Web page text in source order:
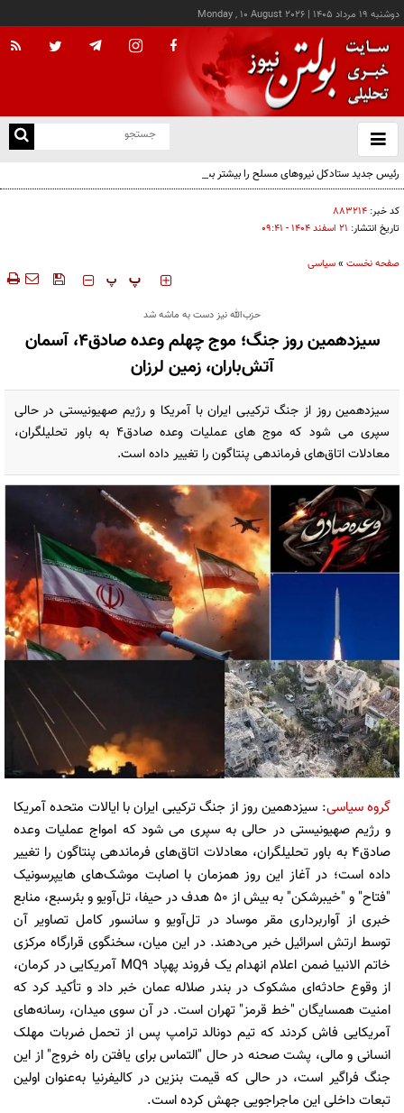
دوشنبه ۱۹ مرداد ۱۴۰۵ |
Monday , 10 August 2026
باز
و
رئیس جدید ستادکل نیروهای مسلح را بیشتر بشناسید
کد خبر: ۸۸۳۲۱۴
تاریخ انتشار: ۲۱ اسفند ۱۴۰۴ - ۰۹:۴۱
صفحه نخست »سیاسی
‍‍‍ پ پ
حزب‌الله نیز دست به ماشه شد
سیزدهمین روز جنگ؛ موج چهلم وعده صادق۴، آسمان
آتش‌باران، زمین لرزان
سیزدهمین روز از جنگ ترکیبی ایران با آمریکا و رژیم صهیونیستی در حالی
سپری می شود که موج های عملیات وعده صادق۴ به باور تحلیلگران،
معادلات اتاق‌های فرماندهی پنتاگون را تغییر داده است.
گروه سیاسی: سیزدهمین روز از جنگ ترکیبی ایران با ایالات متحده آمریکا
و رژیم صهیونیستی در حالی به سپری می شود که امواج عملیات وعده
صادق۴ به باور تحلیلگران، معادلات اتاق‌های فرماندهی پنتاگون را تغییر
داده است؛ در آغاز این روز همزمان با اصابت موشک‌های هایپرسونیک
"فتاح" و "خیبرشکن" به بیش از ۵۰ هدف در حیفا، تل‌آویو و بئرسبع، منابع
خبری از آواربرداری مقر موساد در تل‌آویو و سانسور کامل تصاویر آن
توسط ارتش اسرائیل خبر می‌دهند. در این میان، سخنگوی قرارگاه مرکزی
خاتم الانبیا ضمن اعلام انهدام یک فروند پهپاد MQ۹ آمریکایی در کرمان،
از وقوع حادثه‌ای مشکوک در بندر صلاله عمان خبر داد و تأکید کرد که
امنیت همسایگان "خط قرمز" تهران است. در آن سوی میدان، رسانه‌های
آمریکایی فاش کردند که تیم دونالد ترامپ پس از تحمل ضربات مهلک
انسانی و مالی، پشت صحنه در حال "التماس برای یافتن راه خروج" از این
جنگ فراگیر است، در حالی که قیمت بنزین در کالیفرنیا به‌عنوان اولین
تبعات داخلی این ماجراجویی جهش کرده است.